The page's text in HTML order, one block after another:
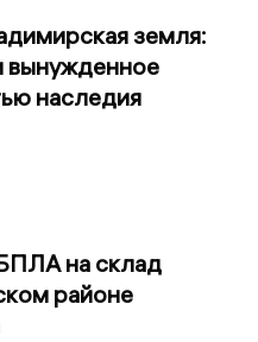
земля:
вынужденное
наследия
на склад
районе